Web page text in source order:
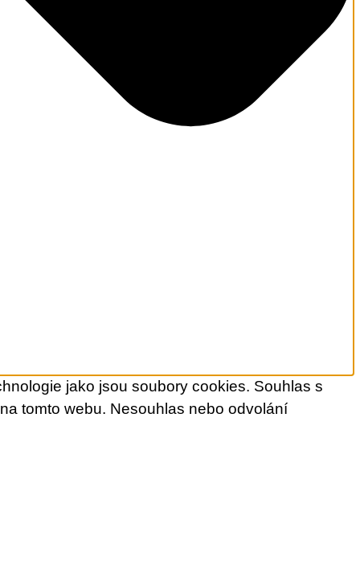
jako jsou soubory cookies. Souhlas s
tomto webu. Nesouhlas nebo odvolání